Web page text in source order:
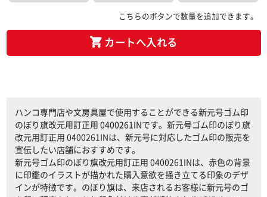
こちらのボタンで数量を追加できます。
カートへ入れる
ハンコ専門店や文房具屋で使用することができる新元号ゴム印
のぼり旗改元用訂正用 0400261INです。新元号ゴム印のぼり旗
改元用訂正用 0400261INは、新元号に対応したゴム印の販売を
宣伝したい店舗におすすめです。
新元号ゴム印のぼり旗改元用訂正用 0400261INは、赤色の背景
に印鑑のイラストが描かれた購入意欲を掻き立てる印象のデザ
インが特徴です。のぼり旗は、来店されるお客様に新元号のゴ